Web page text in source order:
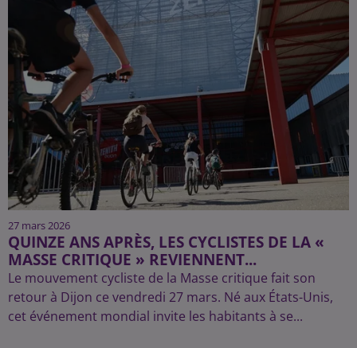
27 mars 2026
QUINZE ANS APRÈS, LES CYCLISTES DE LA «
MASSE CRITIQUE » REVIENNENT...
Le mouvement cycliste de la Masse critique fait son
retour à Dijon ce vendredi 27 mars. Né aux États-Unis,
cet événement mondial invite les habitants à se...